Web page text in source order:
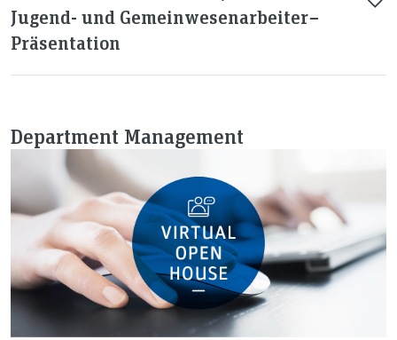
Jugend- und Gemeinwesenarbeiter−
Präsentation
Department Management